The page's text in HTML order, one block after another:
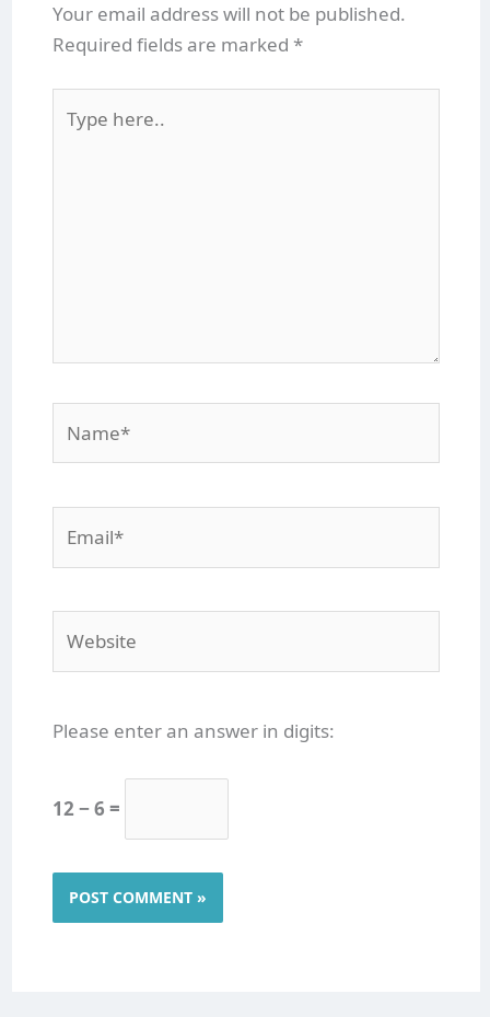
Your email address will not be published.
Required fields are marked *
here..
Please enter an answer in digits:
12 − 6 =